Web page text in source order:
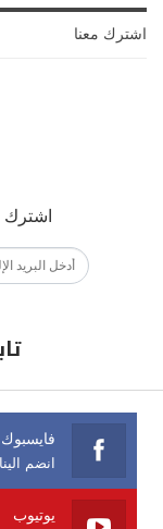
اشترك معنا
اشترك
فايسبوك
انضم الينا
يوتيوب